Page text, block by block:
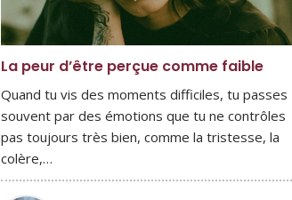
La peur d’être perçue comme faible
Quand tu vis des moments difficiles, tu passes
souvent par des émotions que tu ne contrôles
pas toujours très bien, comme la tristesse, la
colère,…